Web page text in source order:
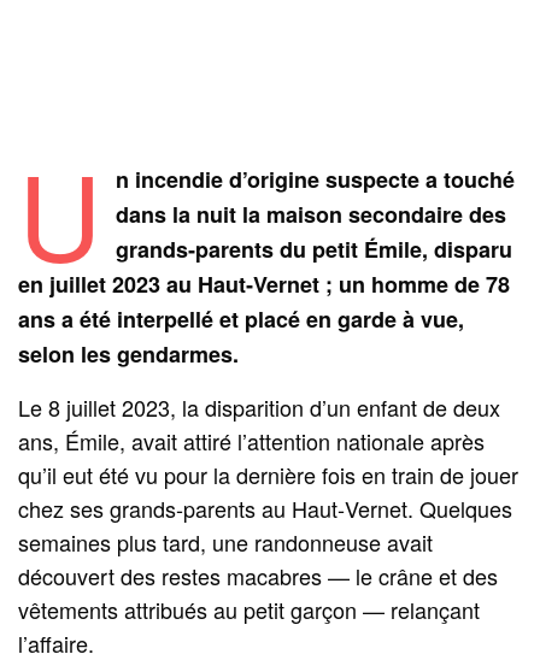
U
n incendie d’origine suspecte a touché
dans la nuit la maison secondaire des
grands‑parents du petit Émile, disparu
en juillet 2023 au Haut‑Vernet ; un homme de 78
ans a été interpellé et placé en garde à vue,
selon les gendarmes.
Le 8 juillet 2023, la disparition d’un enfant de deux
ans, Émile, avait attiré l’attention nationale après
qu’il eut été vu pour la dernière fois en train de jouer
chez ses grands‑parents au Haut‑Vernet. Quelques
semaines plus tard, une randonneuse avait
découvert des restes macabres — le crâne et des
vêtements attribués au petit garçon — relançant
l’affaire.